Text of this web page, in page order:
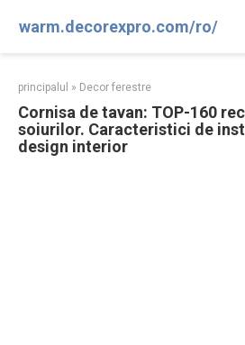
warm.decorexpro.com/ro/
principalul » Decor ferestre
Cornisa de tavan: TOP-160
soiurilor. Caracteristici de
design interior